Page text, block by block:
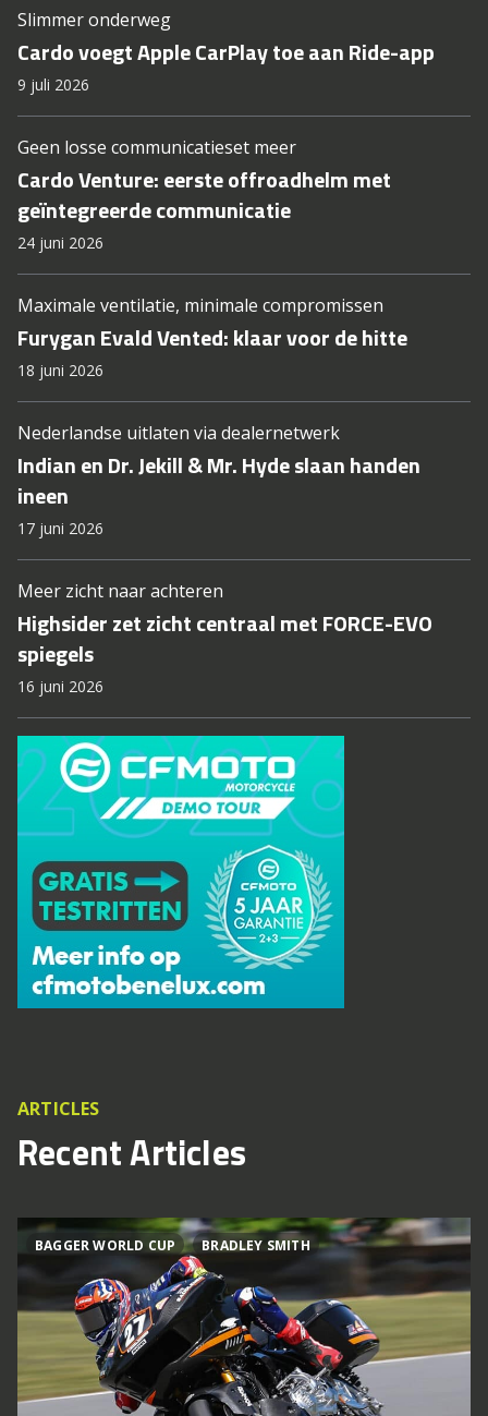
Slimmer onderweg
Cardo voegt Apple CarPlay toe aan Ride-app
9 juli 2026
Geen losse communicatieset meer
Cardo Venture: eerste offroadhelm met
geïntegreerde communicatie
24 juni 2026
Maximale ventilatie, minimale compromissen
Furygan Evald Vented: klaar voor de hitte
18 juni 2026
Nederlandse uitlaten via dealernetwerk
Indian en Dr. Jekill & Mr. Hyde slaan handen
ineen
17 juni 2026
Meer zicht naar achteren
Highsider zet zicht centraal met FORCE-EVO
spiegels
16 juni 2026
ARTICLES
Recent Articles
BAGGER WORLD CUP BRADLEY SMITH